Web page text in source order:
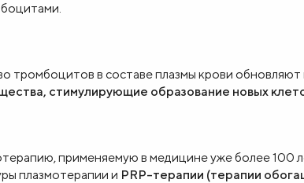
тромбоцитов в составе плазмы крови обновляют
стимулирующие образование новых
применяемую в медицине уже более 100
плазмотерапии и PRP-терапии (терапии